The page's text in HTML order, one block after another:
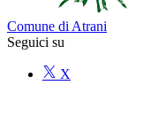
Comune di Atrani
Seguici su
X